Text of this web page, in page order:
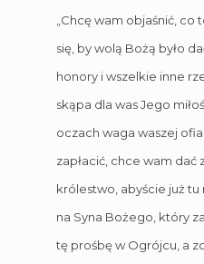
„Chcę wam objaśnić,
się, by wolą Bożą było
honory i wszelkie inne
skąpa dla was Jego
oczach waga waszej
zapłacić, chce wam dać
królestwo, abyście już tu
na Syna Bożego, który
tę prośbę w Ogrójcu, a